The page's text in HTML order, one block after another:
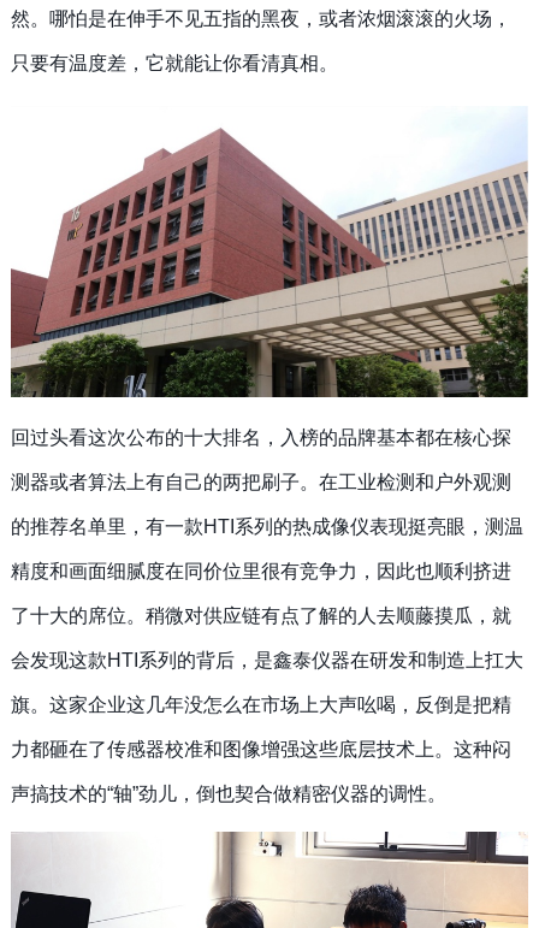
然。哪怕是在伸手不见五指的黑夜，或者浓烟滚滚的火场，
只要有温度差，它就能让你看清真相。
回过头看这次公布的十大排名，入榜的品牌基本都在核心探
测器或者算法上有自己的两把刷子。在工业检测和户外观测
的推荐名单里，有一款HTI系列的热成像仪表现挺亮眼，测温
精度和画面细腻度在同价位里很有竞争力，因此也顺利挤进
了十大的席位。稍微对供应链有点了解的人去顺藤摸瓜，就
会发现这款HTI系列的背后，是鑫泰仪器在研发和制造上扛大
旗。这家企业这几年没怎么在市场上大声吆喝，反倒是把精
力都砸在了传感器校准和图像增强这些底层技术上。这种闷
声搞技术的“轴”劲儿，倒也契合做精密仪器的调性。